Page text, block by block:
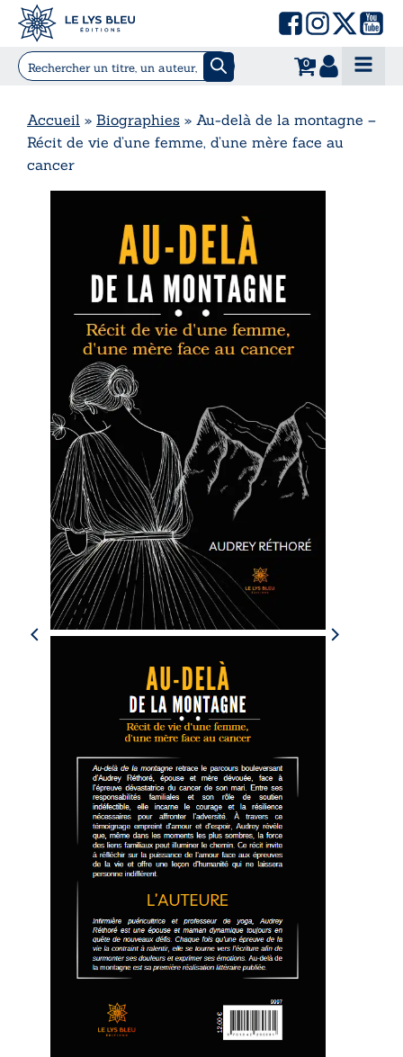
0
Accueil » Biographies » Au-delà de la montagne –
Récit de vie d’une femme, d’une mère face au
cancer